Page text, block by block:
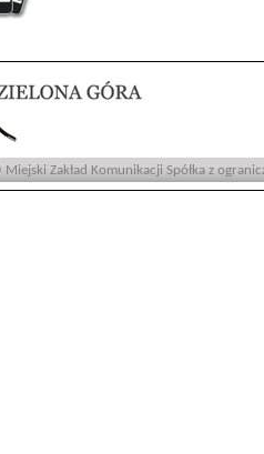
Zakład Komunikacji Spółka z